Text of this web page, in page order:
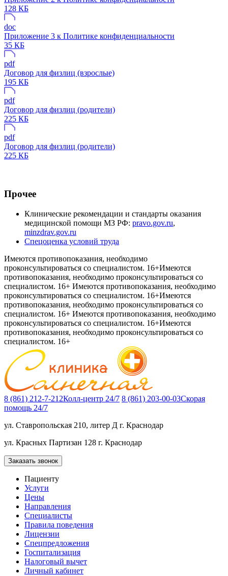
128 КБ
doc
Приложение 3 к Политике конфиденциальности
35 КБ
pdf
Договор для физлиц (взрослые)
195 КБ
pdf
Договор для физлиц (родители)
225 КБ
pdf
Договор для физлиц (родители)
225 КБ
Прочее
Клинические рекомендации и стандарты оказания
медицинской помощи МЗ РФ: pravo.gov.ru,
minzdrav.gov.ru
Спецоценка условий труда
Имеются противопоказания, необходимо
проконсультироваться со специалистом. 16+Имеются
противопоказания, необходимо проконсультироваться со
специалистом. 16+ Имеются противопоказания, необходимо
проконсультироваться со специалистом. 16+Имеются
противопоказания, необходимо проконсультироваться со
специалистом. 16+ Имеются противопоказания, необходимо
проконсультироваться со специалистом. 16+Имеются
противопоказания, необходимо проконсультироваться со
специалистом. 16+
8 (861) 212-7-212Колл-центр 24/7 8 (861) 203-00-03Скорая
помощь 24/7
ул. Ставропольская 210, литер Д г. Краснодар
ул. Красных Партизан 128 г. Краснодар
Заказать звонок
Пациенту
Услуги
Цены
Направления
Специалисты
Правила поведения
Лицензии
Спецпредложения
Госпитализация
Налоговый вычет
Личный кабинет